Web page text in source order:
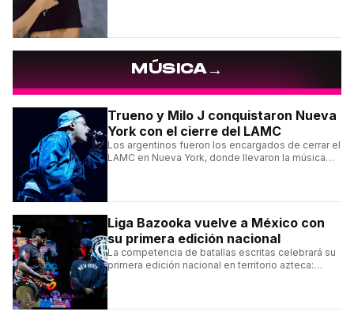
MÚSICA→
Trueno y Milo J conquistaron Nueva
York con el cierre del LAMC
Los argentinos fueron los encargados de cerrar el
LAMC en Nueva York, donde llevaron la música
Liga Bazooka vuelve a México con
su primera edición nacional
La competencia de batallas escritas celebrará su
primera edición nacional en territorio azteca: